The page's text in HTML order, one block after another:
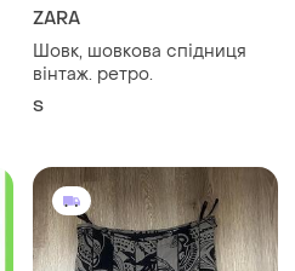
ZARA
Шовк, шовкова спідниця
вінтаж. ретро.
S